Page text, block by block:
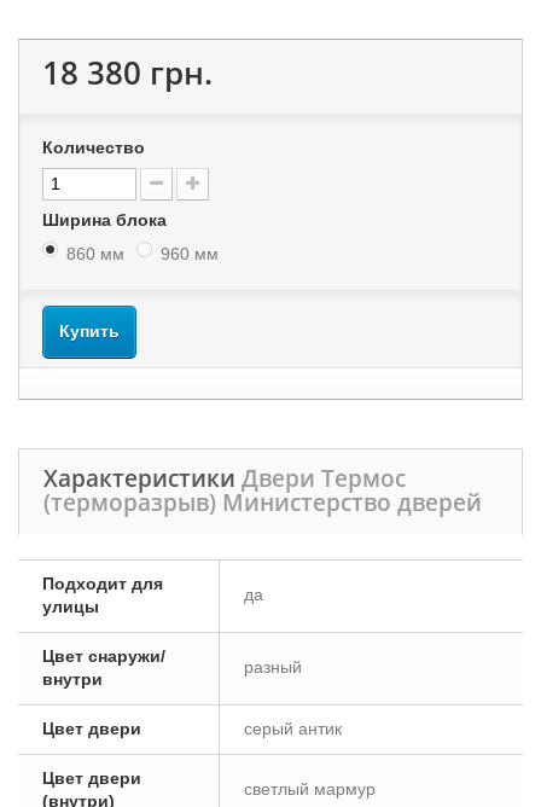
18 380 грн.
Количество
Ширина блока
860 мм
960 мм
Купить
Характеристики Двери Термос
(терморазрыв) Министерство дверей
Подходит для
улицы
да
Цвет снаружи/
внутри
разный
Цвет двери серый антик
Цвет двери
(внутри)
светлый мармур